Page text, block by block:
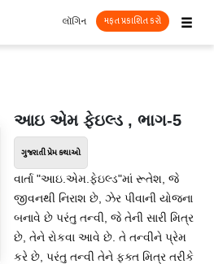
☰
લૉગિન મફત પ્રકાશિત કરો
આઇ એમ ફેઇલ્ડ , ભાગ-5
ગુજરાતી પ્રેમ કથાઓ
વાર્તા "આઇ.એમ.ફેઇલ્ડ"માં રૂતેશ, જે
જીવનથી નિરાશ છે, ઝેર પીવાની યોજના
બનાવે છે પરંતુ તન્વી, જે તેની સારી મિત્ર
છે, તેને રોકવા આવે છે. તે તન્વીને પ્રેમ
કરે છે, પરંતુ તન્વી તેને ફક્ત મિત્ર તરીકે